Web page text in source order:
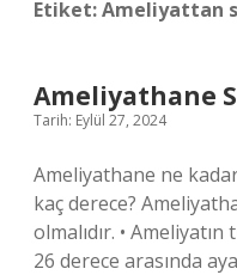
Etiket:Ameliyattan
Ameliyathane
Tarih: Eylül 27, 2024
Ameliyathane ne
kaç derece?
olmalıdır. •
26 derece arasında